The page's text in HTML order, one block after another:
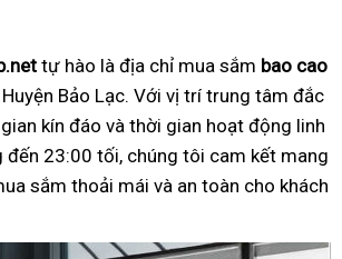
tự hào là địa chỉ mua sắm bao cao
Bảo Lạc. Với vị trí trung tâm đắc
kín đáo và thời gian hoạt động linh
23:00 tối, chúng tôi cam kết mang
sắm thoải mái và an toàn cho khách